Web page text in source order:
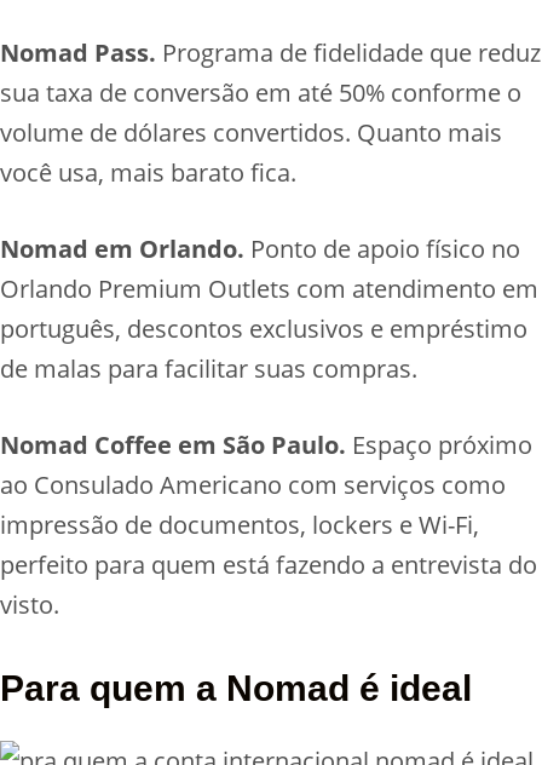
Nomad Pass. Programa de fidelidade que reduz
sua taxa de conversão em até 50% conforme o
volume de dólares convertidos. Quanto mais
você usa, mais barato fica.
Nomad em Orlando. Ponto de apoio físico no
Orlando Premium Outlets com atendimento em
português, descontos exclusivos e empréstimo
de malas para facilitar suas compras.
Nomad Coffee em São Paulo. Espaço próximo
ao Consulado Americano com serviços como
impressão de documentos, lockers e Wi-Fi,
perfeito para quem está fazendo a entrevista do
visto.
Para quem a Nomad é ideal